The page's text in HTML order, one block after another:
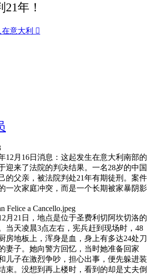
年！
在意大利 
12月16日消息：这起发生在意大利南部的
迎来了法院的判决结果。一名28岁的中国
的父亲，被法院判处21年有期徒刑。案件
一次家庭冲突，而是一个长期被家暴阴影
月21日，地点是位于圣费利切阿坎切洛的
当天凌晨3点左右，宪兵赶到现场时，48
房地板上，浑身是血，身上有多达24处刀
妻子。她向警方回忆，当时她准备回家
儿子在激烈争吵，担心出事，便先躲进装
束。没想到再上楼时，看到的却是丈夫倒